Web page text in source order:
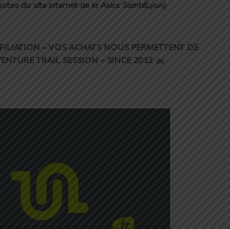
du site internet de la Asics SaintéLyon)
– VOS ACHATS NOUS PERMETTENT DE
TRAIL SESSION – SINCE 2012